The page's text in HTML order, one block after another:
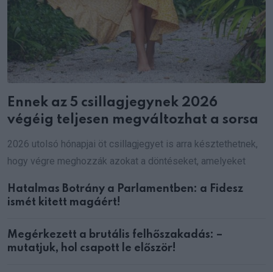
Ennek az 5 csillagjegynek 2026
végéig teljesen megváltozhat a sorsa
2026 utolsó hónapjai öt csillagjegyet is arra késztethetnek,
hogy végre meghozzák azokat a döntéseket, amelyeket
Hatalmas Botrány a Parlamentben: a Fidesz
ismét kitett magáért!
Megérkezett a brutális felhőszakadás: –
mutatjuk, hol csapott le először!